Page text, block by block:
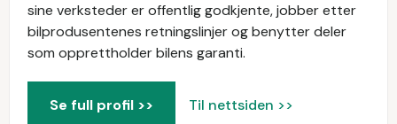
sine verksteder er offentlig godkjente, jobber etter
bilprodusentenes retningslinjer og benytter deler
som opprettholder bilens garanti.
Se full profil >> Til nettsiden >>